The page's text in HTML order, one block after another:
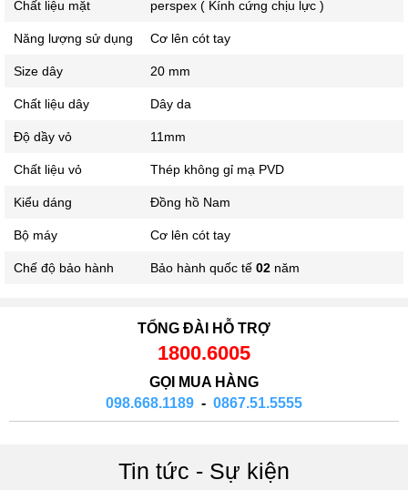
Chất liệu mặt perspex ( Kính cứng chịu lực )
Năng lượng sử dụng Cơ lên cót tay
Size dây 20 mm
Chất liệu dây Dây da
Độ dầy vỏ 11mm
Chất liệu vỏ Thép không gỉ mạ PVD
Kiểu dáng Đồng hồ Nam
Bộ máy Cơ lên cót tay
Chế độ bảo hành Bảo hành quốc tế 02 năm
TỔNG ĐÀI HỖ TRỢ
1800.6005
GỌI MUA HÀNG
098.668.1189 - 0867.51.5555
Tin tức - Sự kiện